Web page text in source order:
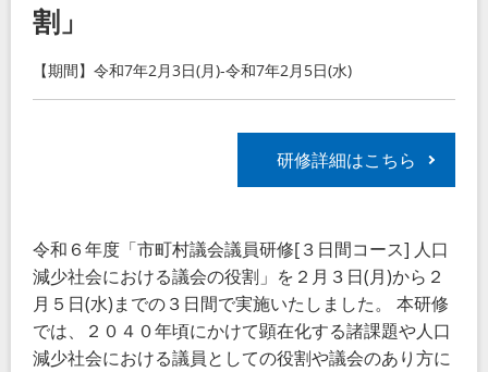
割」
【期間】令和7年2月3日(月)-令和7年2月5日(水)
研修詳細はこちら
令和６年度「市町村議会議員研修[３日間コース] 人口
減少社会における議会の役割」を２月３日(月)から２
月５日(水)までの３日間で実施いたしました。 本研修
では、２０４０年頃にかけて顕在化する諸課題や人口
減少社会における議員としての役割や議会のあり方に